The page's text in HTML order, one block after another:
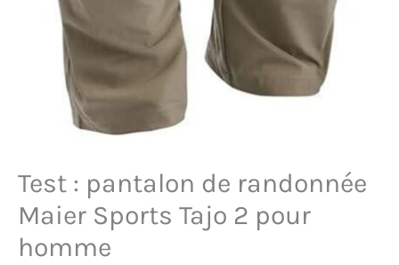
Test : pantalon de randonnée
Maier Sports Tajo 2 pour
homme